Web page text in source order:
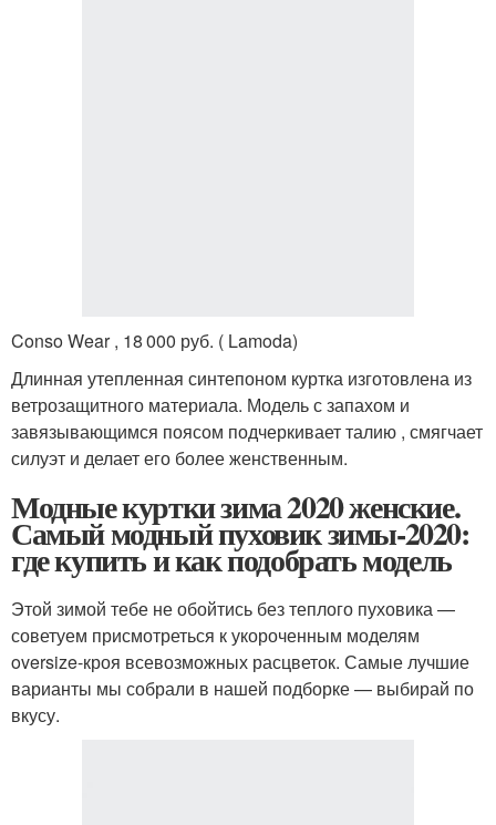
Conso Wear , 18 000 руб. ( Lamoda)
Длинная утепленная синтепоном куртка изготовлена из
ветрозащитного материала. Модель с запахом и
завязывающимся поясом подчеркивает талию , смягчает
силуэт и делает его более женственным.
Модные куртки зима 2020 женские.
Самый модный пуховик зимы-2020:
где купить и как подобрать модель
Этой зимой тебе не обойтись без теплого пуховика —
советуем присмотреться к укороченным моделям
oversize-кроя всевозможных расцветок. Самые лучшие
варианты мы собрали в нашей подборке — выбирай по
вкусу.